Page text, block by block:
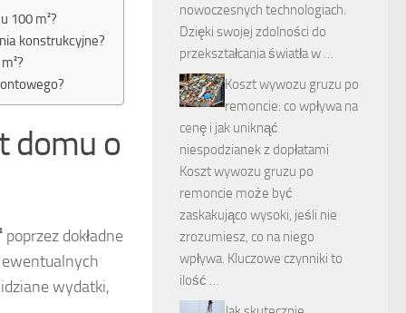
100 m²?
konstrukcyjne?
domu o
poprzez dokładne
wydatki,
nowoczesnych technologiach.
Dzięki swojej zdolności do
przekształcania światła w …
Koszt wywozu gruzu po
remoncie: co wpływa na
cenę i jak uniknąć
niespodzianek z dopłatami
Koszt wywozu gruzu po
remoncie może być
zaskakująco wysoki, jeśli nie
zrozumiesz, co na niego
wpływa. Kluczowe czynniki to
ilość …